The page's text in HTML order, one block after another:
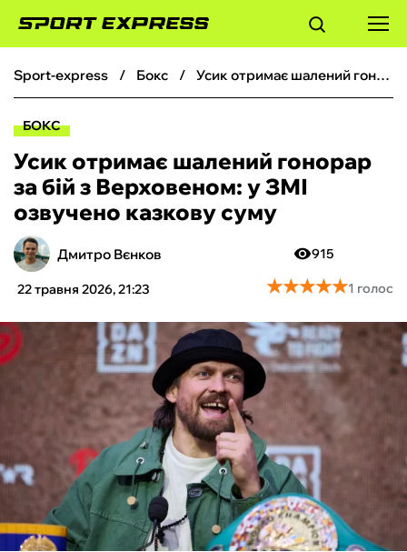
ФУТБОЛ
БОКС
ХОКЕЙ
ТЕНІС
КІБЕРСПОРТ
ФУТЗАЛ
ІНШІ
БУКМЕКЕРИ
sport-express бокс Усик отримає шалений гонорар за бій з Верховеном: у ЗМІ озвучено казкову суму
БОКС
Усик отримає шалений гонорар
за бій з Верховеном: у ЗМІ
озвучено казкову суму
Дмитро Вєнков
22 травня 2026, 21:23
915
★★★★★
★★★★★1 голос